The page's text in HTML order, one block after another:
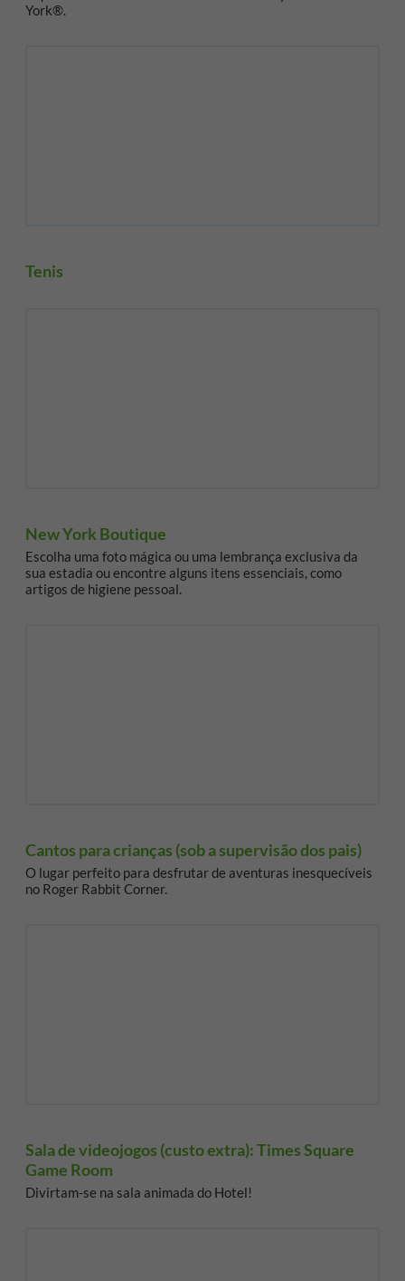
York®.
Tenis
New York Boutique
Escolha uma foto mágica ou uma lembrança exclusiva da
sua estadia ou encontre alguns itens essenciais, como
artigos de higiene pessoal.
Cantos para crianças (sob a supervisão dos pais)
O lugar perfeito para desfrutar de aventuras inesquecíveis
no Roger Rabbit Corner.
Sala de videojogos (custo extra): Times Square
Game Room
Divirtam-se na sala animada do Hotel!